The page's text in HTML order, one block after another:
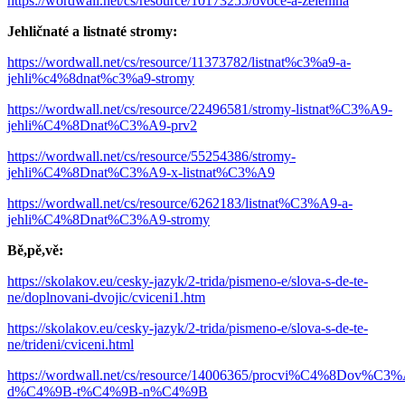
Jehličnaté a listnaté stromy:
https://wordwall.net/cs/resource/11373782/listnat%c3%a9-a-
jehli%c4%8dnat%c3%a9-stromy
https://wordwall.net/cs/resource/22496581/stromy-listnat%C3%A9-
jehli%C4%8Dnat%C3%A9-prv2
https://wordwall.net/cs/resource/55254386/stromy-
jehli%C4%8Dnat%C3%A9-x-listnat%C3%A9
https://wordwall.net/cs/resource/6262183/listnat%C3%A9-a-
jehli%C4%8Dnat%C3%A9-stromy
Bě,pě,vě:
https://skolakov.eu/cesky-jazyk/2-trida/pismeno-e/slova-s-de-te-
ne/doplnovani-dvojic/cviceni1.htm
https://skolakov.eu/cesky-jazyk/2-trida/pismeno-e/slova-s-de-te-
ne/trideni/cviceni.html
https://wordwall.net/cs/resource/14006365/
d%C4%9B-t%C4%9B-n%C4%9B